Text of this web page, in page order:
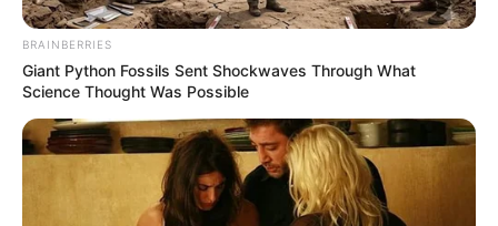
festonte 50-vjetorin e lindjes. Të dy golat u shënuan në
pjesën e parë. Xhovani Simeone kaloi vendasit në avantazh
nëpërmjet një goli shumë të bukur të Baselit.
Një gol i qendërmbrojtësit Vikari i dha tre pikë të arta Spalit
në transfertën e Frozinones. Vendasit e kishin këtë
ndeshje “jetë a vdekje”, por dolën pa pikë dhe mbijetesa
vazhdon të jetë 8 pikë larg. Fitore qetësie për Spalin që
siguron fitoren e dytë rresht pas asaj në shtëpi kundër
BRAINBERRIES
Giant Python Fossils Sent Shockwaves Through What
Science Thought Was Possible